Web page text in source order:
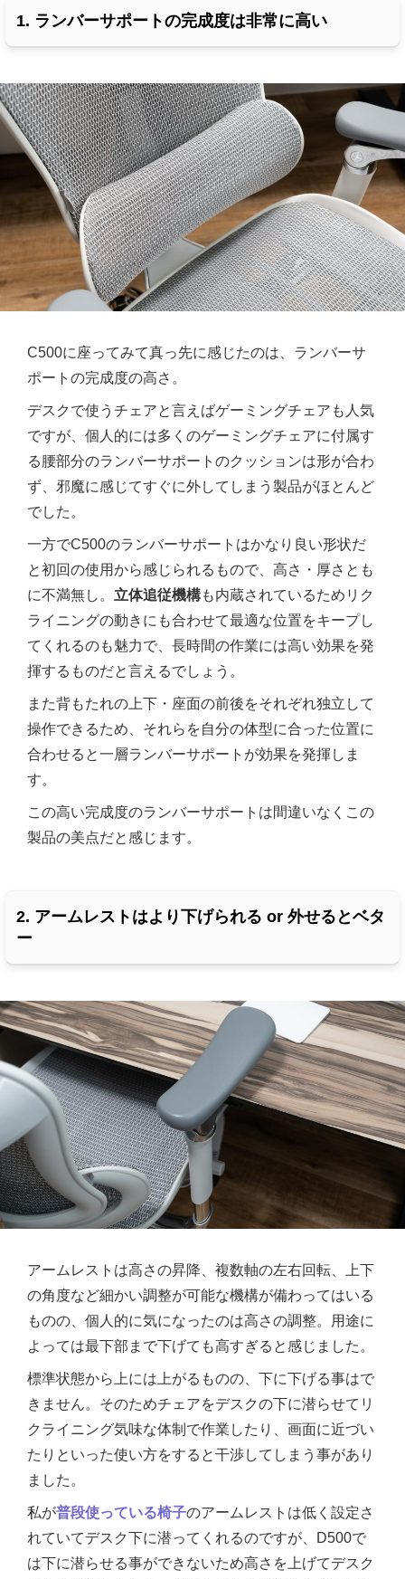
1. ランバーサポートの完成度は非常に高い
C500に座ってみて真っ先に感じたのは、ランバーサ
ポートの完成度の高さ。
デスクで使うチェアと言えばゲーミングチェアも人気
ですが、個人的には多くのゲーミングチェアに付属す
る腰部分のランバーサポートのクッションは形が合わ
ず、邪魔に感じてすぐに外してしまう製品がほとんど
でした。
一方でC500のランバーサポートはかなり良い形状だ
と初回の使用から感じられるもので、高さ・厚さとも
に不満無し。 立体追従機構も内蔵されているためリク
ライニングの動きにも合わせて最適な位置をキープし
てくれるのも魅力で、長時間の作業には高い効果を発
揮するものだと言えるでしょう。
また背もたれの上下・座面の前後をそれぞれ独立して
操作できるため、それらを自分の体型に合った位置に
合わせると一層ランバーサポートが効果を発揮しま
す。
この高い完成度のランバーサポートは間違いなくこの
製品の美点だと感じます。
2. アームレストはより下げられる or 外せるとベタ
ー
アームレストは高さの昇降、複数軸の左右回転、上下
の角度など細かい調整が可能な機構が備わってはいる
ものの、個人的に気になったのは高さの調整。用途に
よっては最下部まで下げても高すぎると感じました。
標準状態から上には上がるものの、下に下げる事はで
きません。そのためチェアをデスクの下に潜らせてリ
クライニング気味な体制で作業したり、画面に近づい
たりといった使い方をすると干渉してしまう事があり
ました。
私が普段使っている椅子のアームレストは低く設定さ
れていてデスク下に潜ってくれるのですが、D500で
は下に潜らせる事ができないため高さを上げてデスク